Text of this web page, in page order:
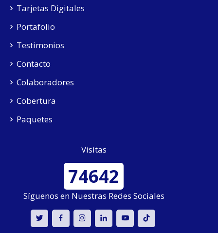
Tarjetas Digitales
Portafolio
Testimonios
Contacto
Colaboradores
Cobertura
Paquetes
Visítas
74642
Síguenos en Nuestras Redes Sociales